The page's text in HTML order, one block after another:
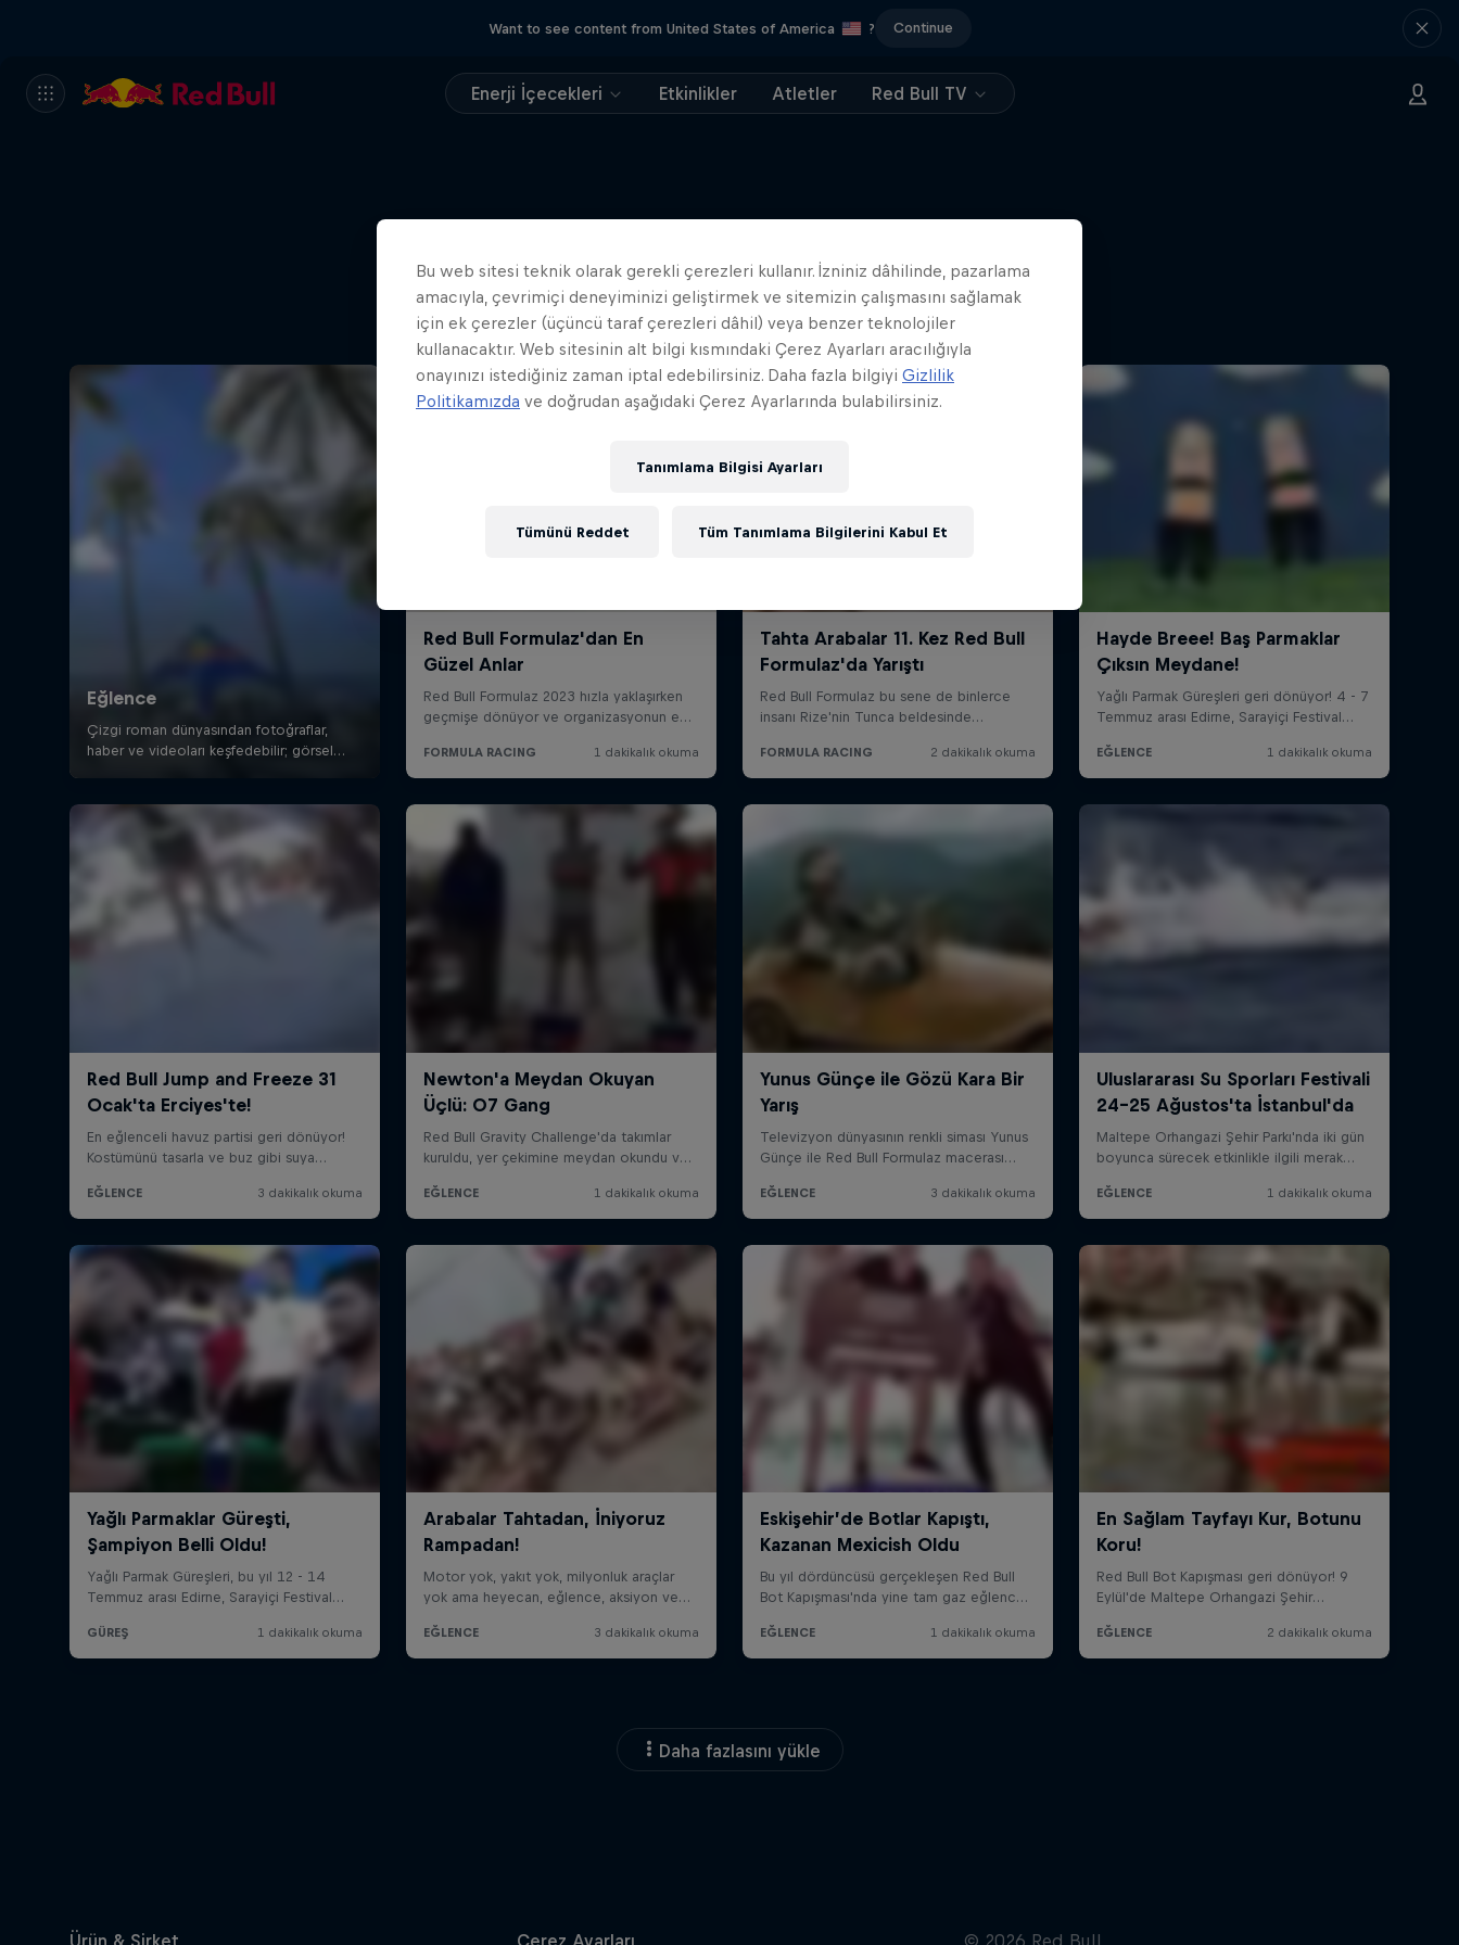
Want to see content from United States of America ? Continue
Enerji İçecekleri Etkinlikler Atletler Red Bull TV
Benzer içerikler
Daha fazlasını yükle
Bu web sitesi teknik olarak gerekli çerezleri kullanır. İzniniz dâhilinde, pazarlama
amacıyla, çevrimiçi deneyiminizi geliştirmek ve sitemizin çalışmasını sağlamak
için ek çerezler (üçüncü taraf çerezleri dâhil) veya benzer teknolojiler
kullanacaktır. Web sitesinin alt bilgi kısmındaki Çerez Ayarları aracılığıyla
onayınızı istediğiniz zaman iptal edebilirsiniz. Daha fazla bilgiyi Gizlilik
Politikamızda ve doğrudan aşağıdaki Çerez Ayarlarında bulabilirsiniz.
Tanımlama Bilgisi Ayarları
Tümünü Reddet Tüm Tanımlama Bilgilerini Kabul Et